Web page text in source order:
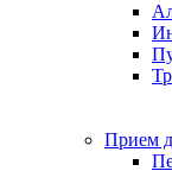
Прием